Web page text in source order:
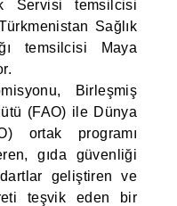
Servisi temsilcisi
Sağlık
temsilcisi Maya
Birleşmiş
(FAO) ile Dünya
ortak programı
gıda güvenliği
geliştiren ve
teşvik eden bir